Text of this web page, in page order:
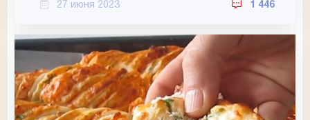
27 июня 2023 1 446